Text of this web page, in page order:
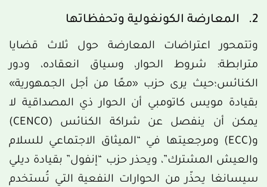
2. المعارضة الكونغولية وتحفظاتها
وتتمحور اعتراضات المعارضة حول ثلاث قضايا
مترابطة: شروط الحوار، وسياق انعقاده، ودور
الكنائس؛حيث يرى حزب «معًا من أجل الجمهورية»
بقيادة مويس كاتومبي أن الحوار ذي المصداقية لا
يمكن أن ينفصل عن شراكة الكنائس (CENCO)
و(ECC) ومرجعيتها في “الميثاق الاجتماعي للسلام
والعيش المشترك”، ويحذر حزب “إنفول” بقيادة ديلي
سيسانغا يحذّر من الحوارات النفعية التي تُستخدم